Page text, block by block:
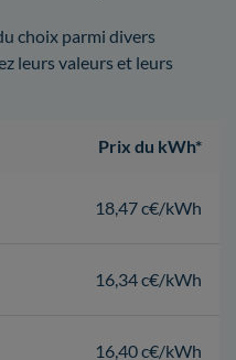
choix parmi divers
leurs valeurs et leurs
Prix du kWh*
18,47 c€/kWh
16,34 c€/kWh
16,40 c€/kWh